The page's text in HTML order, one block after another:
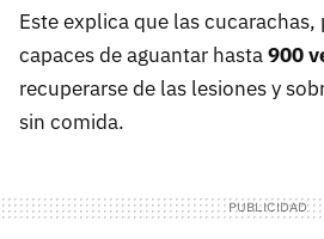
Este explica que las cucarachas,
capaces de aguantar hasta900
recuperarse de las lesiones y
sin comida.